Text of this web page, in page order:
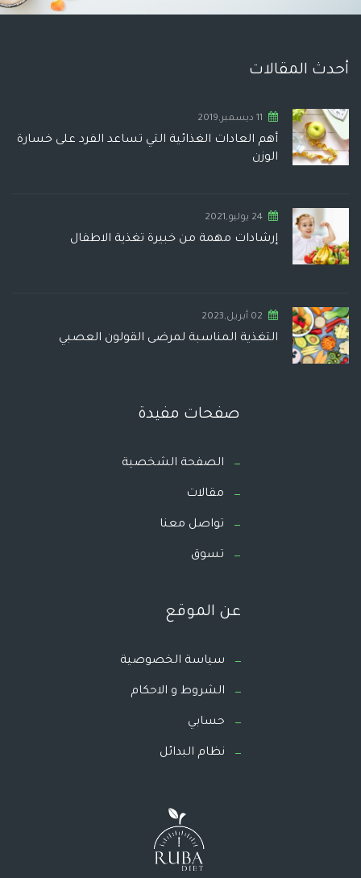
أحدث المقالات
11 ديسمبر,2019
أهم العادات الغذائية التي تساعد الفرد على خسارة
الوزن
24 يوليو,2021
إرشادات مهمة من خبيرة تغذية الاطفال
02 أبريل,2023
التغذية المناسبة لمرضى القولون العصبي
صفحات مفيدة
الصفحة الشخصية
مقالات
تواصل معنا
تسوق
عن الموقع
سياسة الخصوصية
الشروط و الاحكام
حسابي
نظام البدائل